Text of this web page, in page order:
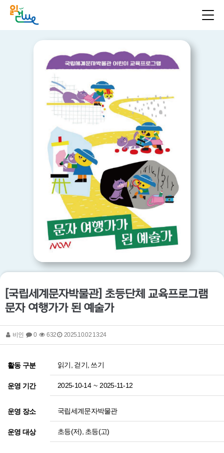
[국립세계문자박물관] 초등단체 교육프로그램
문자 여행가가 된 예술가
비인 0 632 2025.10.02 13:24
활동 구분 읽기, 걷기, 쓰기
운영 기간 2025-10-14 ~ 2025-11-12
운영 장소 국립세계문자박물관
운영 대상 초등(저), 초등(고)